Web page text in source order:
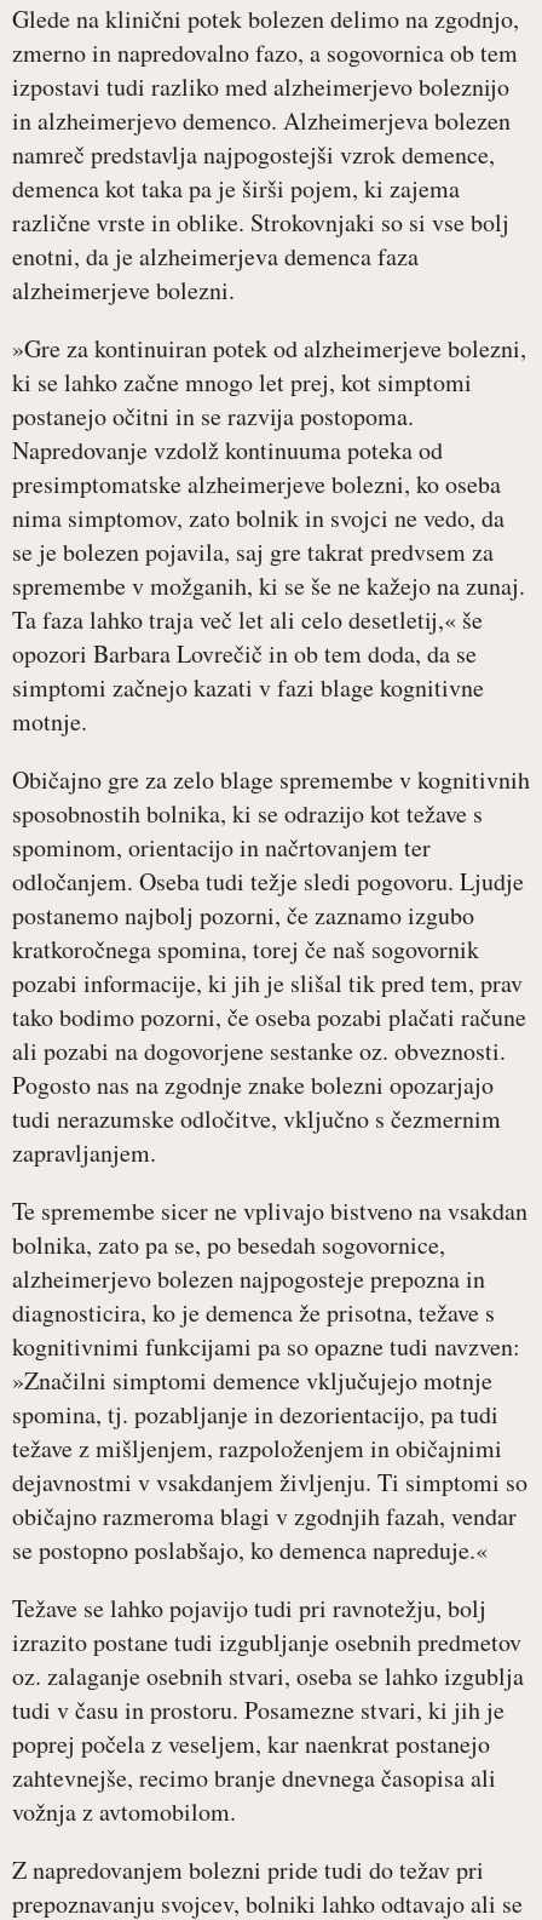
Glede na klinični potek bolezen delimo na zgodnjo,
zmerno in napredovalno fazo, a sogovornica ob tem
izpostavi tudi razliko med alzheimerjevo boleznijo
in alzheimerjevo demenco. Alzheimerjeva bolezen
namreč predstavlja najpogostejši vzrok demence,
demenca kot taka pa je širši pojem, ki zajema
različne vrste in oblike. Strokovnjaki so si vse bolj
enotni, da je alzheimerjeva demenca faza
alzheimerjeve bolezni.
»Gre za kontinuiran potek od alzheimerjeve bolezni,
ki se lahko začne mnogo let prej, kot simptomi
postanejo očitni in se razvija postopoma.
Napredovanje vzdolž kontinuuma poteka od
presimptomatske alzheimerjeve bolezni, ko oseba
nima simptomov, zato bolnik in svojci ne vedo, da
se je bolezen pojavila, saj gre takrat predvsem za
spremembe v možganih, ki se še ne kažejo na zunaj.
Ta faza lahko traja več let ali celo desetletij,« še
opozori Barbara Lovrečič in ob tem doda, da se
simptomi začnejo kazati v fazi blage kognitivne
motnje.
Običajno gre za zelo blage spremembe v kognitivnih
sposobnostih bolnika, ki se odrazijo kot težave s
spominom, orientacijo in načrtovanjem ter
odločanjem. Oseba tudi težje sledi pogovoru. Ljudje
postanemo najbolj pozorni, če zaznamo izgubo
kratkoročnega spomina, torej če naš sogovornik
pozabi informacije, ki jih je slišal tik pred tem, prav
tako bodimo pozorni, če oseba pozabi plačati račune
ali pozabi na dogovorjene sestanke oz. obveznosti.
Pogosto nas na zgodnje znake bolezni opozarjajo
tudi nerazumske odločitve, vključno s čezmernim
zapravljanjem.
Te spremembe sicer ne vplivajo bistveno na vsakdan
bolnika, zato pa se, po besedah sogovornice,
alzheimerjevo bolezen najpogosteje prepozna in
diagnosticira, ko je demenca že prisotna, težave s
kognitivnimi funkcijami pa so opazne tudi navzven:
»Značilni simptomi demence vključujejo motnje
spomina, tj. pozabljanje in dezorientacijo, pa tudi
težave z mišljenjem, razpoloženjem in običajnimi
dejavnostmi v vsakdanjem življenju. Ti simptomi so
običajno razmeroma blagi v zgodnjih fazah, vendar
se postopno poslabšajo, ko demenca napreduje.«
Težave se lahko pojavijo tudi pri ravnotežju, bolj
izrazito postane tudi izgubljanje osebnih predmetov
oz. zalaganje osebnih stvari, oseba se lahko izgublja
tudi v času in prostoru. Posamezne stvari, ki jih je
poprej počela z veseljem, kar naenkrat postanejo
zahtevnejše, recimo branje dnevnega časopisa ali
vožnja z avtomobilom.
Z napredovanjem bolezni pride tudi do težav pri
prepoznavanju svojcev, bolniki lahko odtavajo ali se